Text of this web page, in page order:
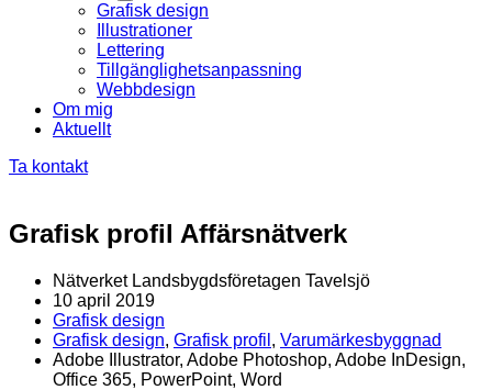
Grafisk design
Illustrationer
Lettering
Tillgänglighetsanpassning
Webbdesign
Om mig
Aktuellt
Ta kontakt
Grafisk profil Affärsnätverk
Nätverket Landsbygdsföretagen Tavelsjö
10 april 2019
Grafisk design
Grafisk design, Grafisk profil , Varumärkesbyggnad
Adobe Illustrator, Adobe Photoshop, Adobe InDesign,
Office 365, PowerPoint, Word